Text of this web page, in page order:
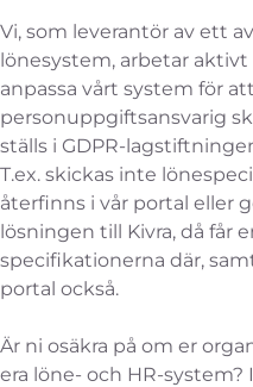
Vi, som leverantör av ett
lönesystem, arbetar
anpassa vårt system för
personuppgiftsansvarig
ställs i GDPR-
T.ex. skickas inte
återfinns i vår portal eller
lösningen till Kivra, då får
specifikationerna där,
portal också.
Är ni osäkra på om er
era löne- och HR-